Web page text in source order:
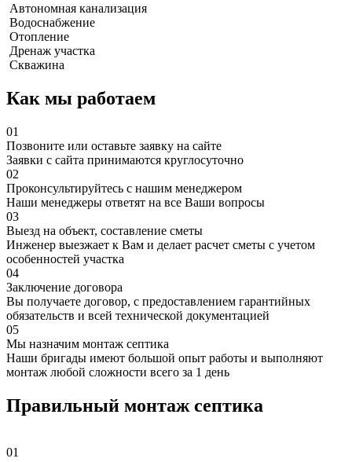
Автономная канализация
Водоснабжение
Отопление
Дренаж участка
Скважина
Как мы работаем
01
Позвоните или оставьте заявку на сайте
Заявки с сайта принимаются круглосуточно
02
Проконсультируйтесь с нашим менеджером
Наши менеджеры ответят на все Ваши вопросы
03
Выезд на объект, составление сметы
Инженер выезжает к Вам и делает расчет сметы с учетом
особенностей участка
04
Заключение договора
Вы получаете договор, с предоставлением гарантийных
обязательств и всей технической документацией
05
Мы назначим монтаж септика
Наши бригады имеют большой опыт работы и выполняют
монтаж любой сложности всего за 1 день
Правильный монтаж септика
01